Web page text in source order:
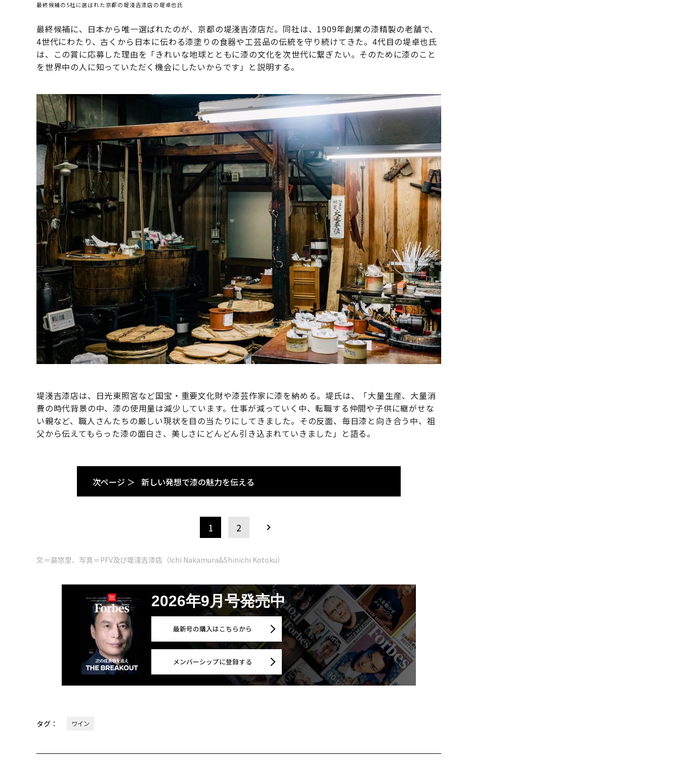
最終候補の5社に選ばれた京都の堤淺吉漆店の堤卓也氏
最終候補に、日本から唯一選ばれたのが、京都の堤淺吉漆店だ。同社は、1909年創業の漆精製の老舗で、
4世代にわたり、古くから日本に伝わる漆塗りの食器や工芸品の伝統を守り続けてきた。4代目の堤卓也氏
は、この賞に応募した理由を「きれいな地球とともに漆の文化を次世代に繋ぎたい。そのために漆のこと
を世界中の人に知っていただく機会にしたいからです」と説明する。
堤淺吉漆店は、日光東照宮など国宝・重要文化財や漆芸作家に漆を納める。堤氏は、「大量生産、大量消
費の時代背景の中、漆の使用量は減少しています。仕事が減っていく中、転職する仲間や子供に継がせな
い親など、職人さんたちの厳しい現状を目の当たりにしてきました。その反面、毎日漆と向き合う中、祖
父から伝えてもらった漆の面白さ、美しさにどんどん引き込まれていきました」と語る。
次ページ ＞ 新しい発想で漆の魅力を伝える
1 2
文＝島悠里、写真＝PFV及び堤淺吉漆店（Ichi Nakamura&Shinichi Kotoku）
2026年9月号発売中
最新号の購入はこちらから
メンバーシップに登録する
タグ： ワイン